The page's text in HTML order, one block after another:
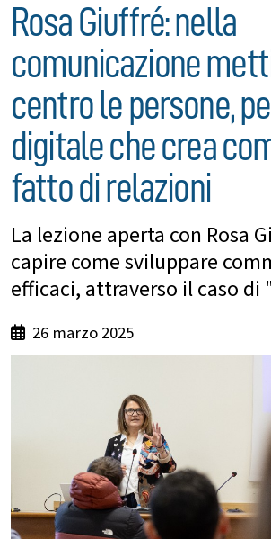
Rosa Giuffré: nella
comunicazione
centro le persone,
digitale che crea
fatto di relazioni
La lezione aperta con Rosa
capire come sviluppare
efficaci, attraverso il caso di
26 marzo 2025